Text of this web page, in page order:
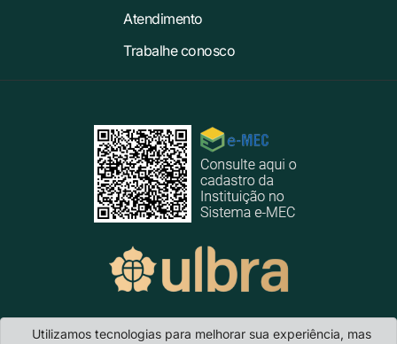
Atendimento
Trabalhe conosco
Utilizamos tecnologias para melhorar sua experiência, mas